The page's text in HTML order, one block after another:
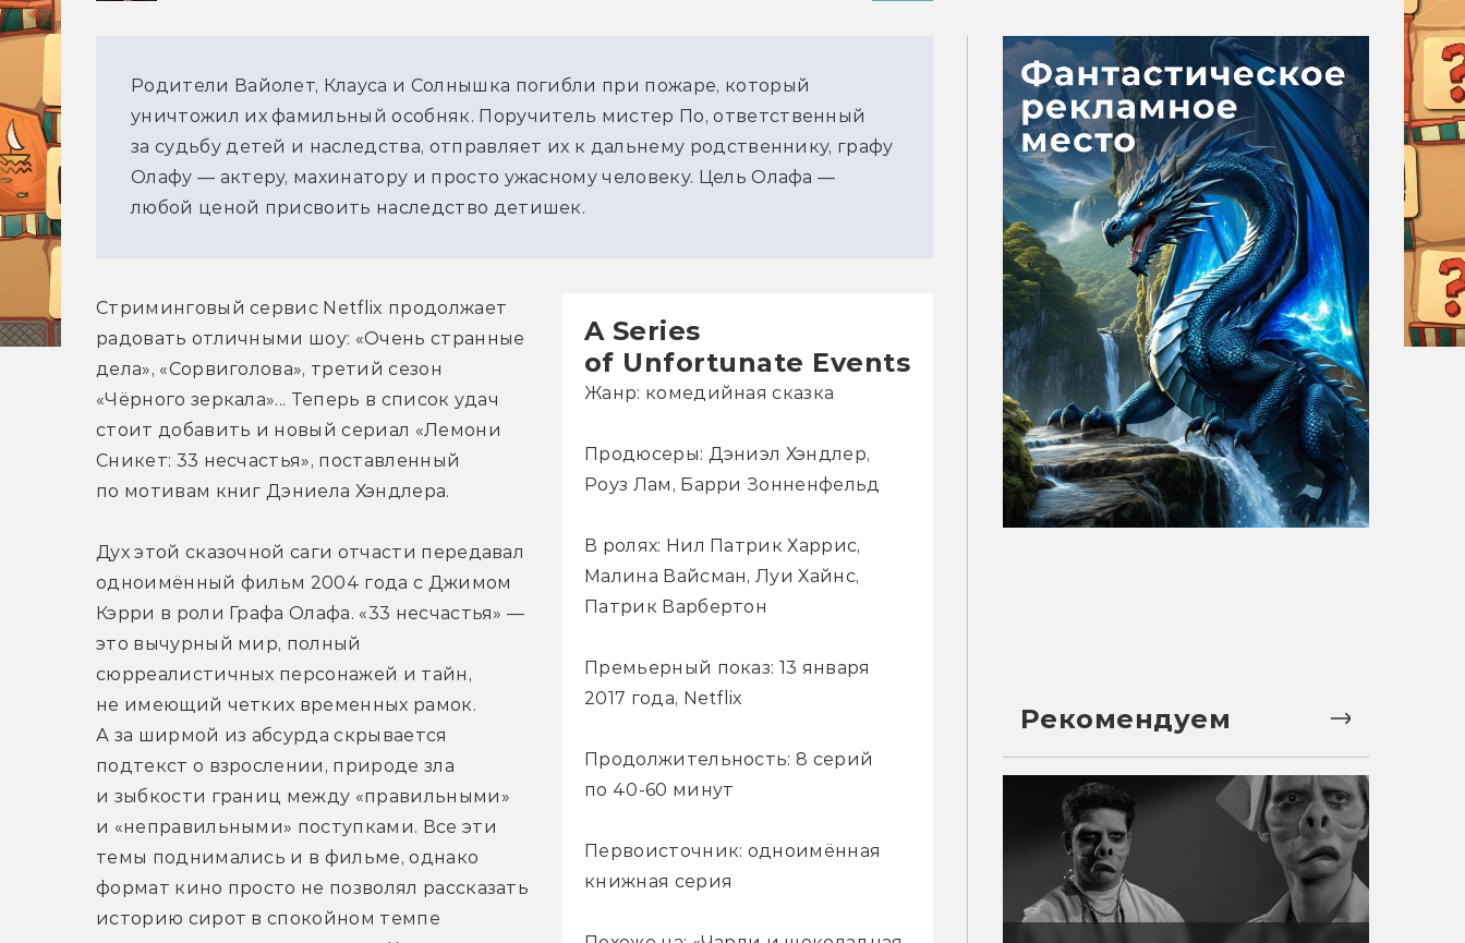
Родители Вайолет, Клауса и Солнышка погибли при пожаре, который
уничтожил их фамильный особняк. Поручитель мистер По, ответственный
за судьбу детей и наследства, отправляет их к дальнему родственнику, графу
Олафу — актеру, махинатору и просто ужасному человеку. Цель Олафа —
любой ценой присвоить наследство детишек.
A Series
of Unfortunate Events
Жанр: комедийная сказка
Продюсеры: Дэниэл Хэндлер,
Роуз Лам, Барри Зонненфельд
В ролях: Нил Патрик Харрис,
Малина Вайсман, Луи Хайнс,
Патрик Варбертон
Премьерный показ: 13 января
2017 года, Netflix
Продолжительность: 8 серий
по 40-60 минут
Первоисточник: одноимённая
книжная серия
Стриминговый сервис Netflix продолжает
радовать отличными шоу: «Очень странные
дела», «Сорвиголова», третий сезон
«Чёрного зеркала»... Теперь в список удач
стоит добавить и новый сериал «Лемони
Сникет: 33 несчастья», поставленный
по мотивам книг Дэниела Хэндлера.
Дух этой сказочной саги отчасти передавал
одноимённый фильм 2004 года с Джимом
Кэрри в роли Графа Олафа. «33 несчастья» —
это вычурный мир, полный
сюрреалистичных персонажей и тайн,
не имеющий четких временных рамок.
А за ширмой из абсурда скрывается
подтекст о взрослении, природе зла
и зыбкости границ между «правильными»
и «неправильными» поступками. Все эти
темы поднимались и в фильме, однако
формат кино просто не позволял рассказать
историю сирот в спокойном темпе
Рекомендуем